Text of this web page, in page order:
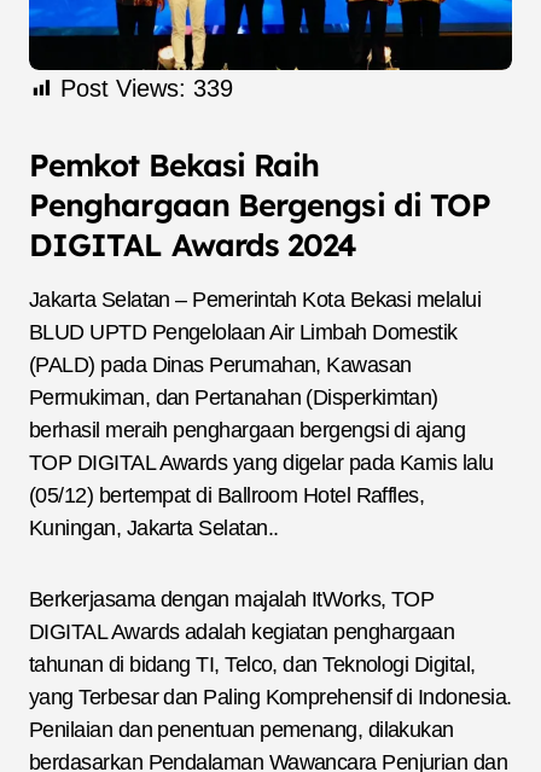
Post Views: 339
Pemkot Bekasi Raih
Penghargaan Bergengsi di TOP
DIGITAL Awards 2024
Jakarta Selatan – Pemerintah Kota Bekasi melalui
BLUD UPTD Pengelolaan Air Limbah Domestik
(PALD) pada Dinas Perumahan, Kawasan
Permukiman, dan Pertanahan (Disperkimtan)
berhasil meraih penghargaan bergengsi di ajang
TOP DIGITAL Awards yang digelar pada Kamis lalu
(05/12) bertempat di Ballroom Hotel Raffles,
Kuningan, Jakarta Selatan..
Berkerjasama dengan majalah ItWorks, TOP
DIGITAL Awards adalah kegiatan penghargaan
tahunan di bidang TI, Telco, dan Teknologi Digital,
yang Terbesar dan Paling Komprehensif di Indonesia.
Penilaian dan penentuan pemenang, dilakukan
berdasarkan Pendalaman Wawancara Penjurian dan